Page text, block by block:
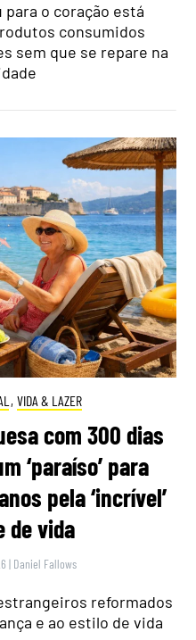
o coração está
consumidos
sem que se repare na
, VIDA & LAZER
com 300 dias
‘paraíso’ para
pela ‘incrível’
de vida
| Daniel Fallows
reformados
e ao estilo de vida